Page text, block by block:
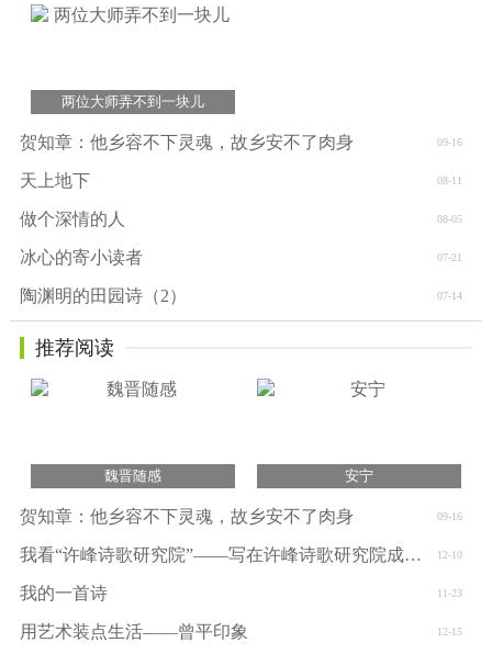
两位大师弄不到一块儿
09-16
贺知章：他乡容不下灵魂，故乡安不了肉身
08-11
天上地下
08-05
做个深情的人
07-21
冰心的寄小读者
07-14
陶渊明的田园诗（2）
推荐阅读
魏晋随感 安宁
09-16
贺知章：他乡容不下灵魂，故乡安不了肉身
12-10
我看“许峰诗歌研究院”——写在许峰诗歌研究院成立一周年之际
11-23
我的一首诗
12-15
用艺术装点生活——曾平印象